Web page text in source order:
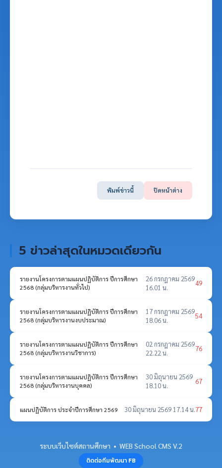
พิมพ์ข่าวนี้ ปิดหน้าต่าง
5 ข่าวล่าสุดในหมวดเดียวกัน
รายงานโครงการตามแผนปฏิบัติการ ปีการศึกษา
2568 (กลุ่มบริหารงานทั่วไป)
26 กรกฎาคม 2569
16.01 น.
49
รายงานโครงการตามแผนปฏิบัติการ ปีการศึกษา
2568 (กลุ่มบริหารงานงบประมาณ)
17 กรกฎาคม 2569
18.06 น.
54
รายงานโครงการตามแผนปฏิบัติการ ปีการศึกษา
2568 (กลุ่มบริหารงานวิชาการ)
02 กรกฎาคม 2569
22.22 น.
76
รายงานโครงการตามแผนปฏิบัติการ ปีการศึกษา
2568 (กลุ่มบริหารงานบุคคล)
30 มิถุนายน 2569
18.10 น.
67
แผนปฏิบัติการ ประจำปีการศึกษา 2569 30 มิถุนายน 2569 17.14 น.77
ระบบเว็บไซต์สถานศึกษา • WEB School CMS V.2
ติดต่อทีมพัฒนา FB